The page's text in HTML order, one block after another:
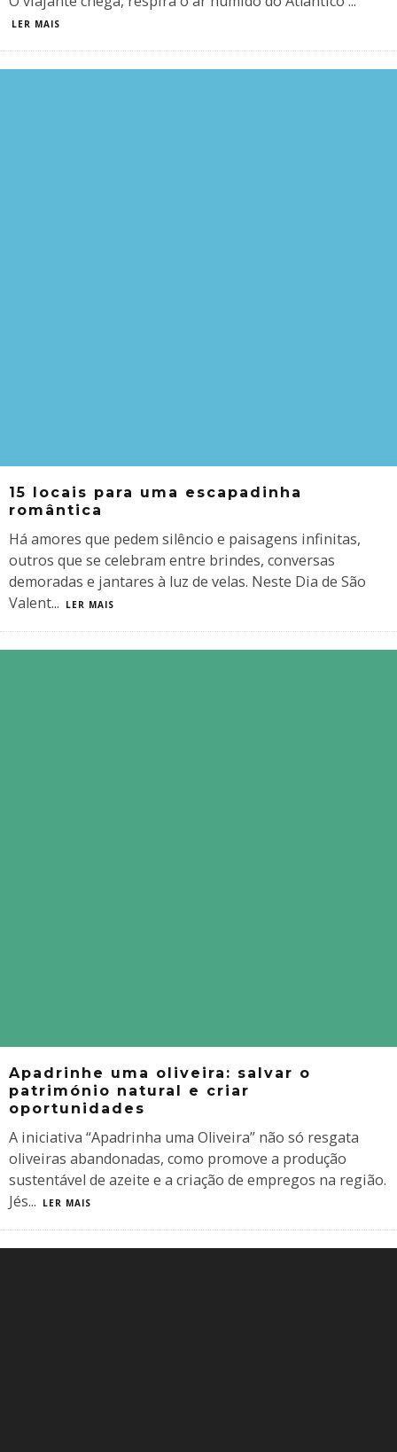
LER MAIS
15 locais para uma escapadinha
romântica
Há amores que pedem silêncio e paisagens infinitas,
outros que se celebram entre brindes, conversas
demoradas e jantares à luz de velas. Neste Dia de São
Valent... LER MAIS
Apadrinhe uma oliveira: salvar o
património natural e criar
oportunidades
A iniciativa “Apadrinha uma Oliveira” não só resgata
oliveiras abandonadas, como promove a produção
sustentável de azeite e a criação de empregos na região.
Jés... LER MAIS